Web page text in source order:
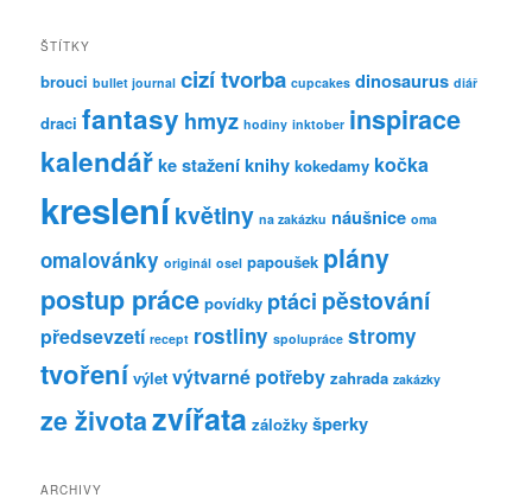
ŠTÍTKY
brouci bullet journal cizí tvorba cupcakes dinosaurus diář
draci fantasy hmyz hodiny inktober inspirace
kalendářke staženíknihy kokedamy kočka
kresleníkvětiny na zakázku náušnice oma
omalovánky originál osel papoušek plány
postup práce povídky ptáci pěstování
předsevzetí recept rostliny spolupráce stromy
tvoření výlet výtvarné potřeby zahrada zakázky
ze životazvířata záložky šperky
ARCHIVY